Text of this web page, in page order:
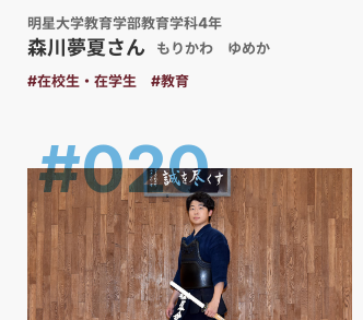
明星大学教育学部教育学科4年
森川夢夏さん もりかわ ゆめか
#在校生・在学生 #教育
#020